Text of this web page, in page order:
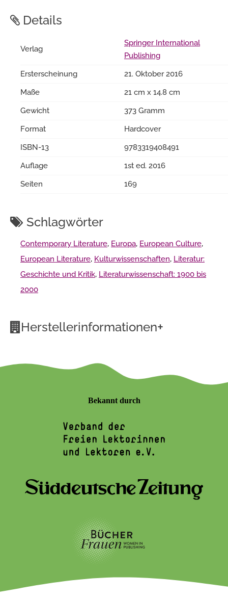
Details
Verlag
Springer International
Publishing
Ersterscheinung
21. Oktober 2016
Maße
21 cm x 14.8 cm
Gewicht
373 Gramm
Format
Hardcover
ISBN-13
9783319408491
Auflage
1st ed. 2016
Seiten
169
Schlagwörter
Contemporary Literature, Europa, European Culture,
European Literature, Kulturwissenschaften, Literatur:
Geschichte und Kritik, Literaturwissenschaft: 1900 bis
2000
Herstellerinformationen+
Bekannt durch